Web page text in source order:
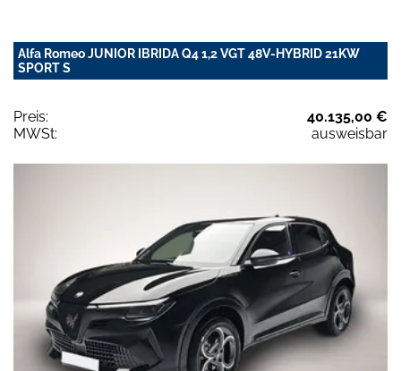
Alfa Romeo JUNIOR IBRIDA Q4 1,2 VGT 48V-HYBRID 21KW
SPORT S
Preis:
40.135,00 €
MWSt:
ausweisbar